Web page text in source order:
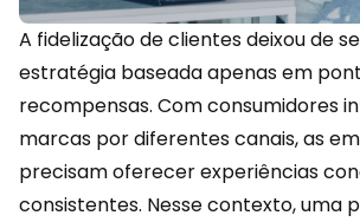
A fidelização de clientes deixou de
estratégia baseada apenas em
recompensas. Com consumidores
marcas por diferentes canais, as
precisam oferecer experiências
consistentes. Nesse contexto, uma